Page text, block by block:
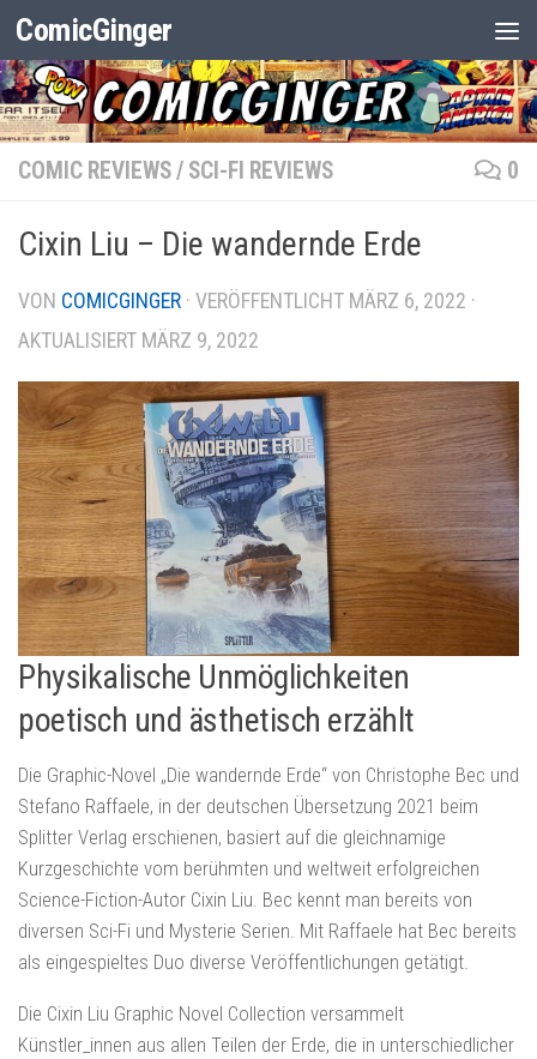
Zum Inhalt springen
ComicGinger
COMIC REVIEWS/ SCI-FI REVIEWS 0
Cixin Liu – Die wandernde Erde
VON COMICGINGER · VERÖFFENTLICHT MÄRZ 6, 2022 ·
AKTUALISIERT MÄRZ 9, 2022
Physikalische Unmöglichkeiten
poetisch und ästhetisch erzählt
Die Graphic-Novel „Die wandernde Erde“ von Christophe Bec und
Stefano Raffaele, in der deutschen Übersetzung 2021 beim
Splitter Verlag erschienen, basiert auf die gleichnamige
Kurzgeschichte vom berühmten und weltweit erfolgreichen
Science-Fiction-Autor Cixin Liu. Bec kennt man bereits von
diversen Sci-Fi und Mysterie Serien. Mit Raffaele hat Bec bereits
als eingespieltes Duo diverse Veröffentlichungen getätigt.
Die Cixin Liu Graphic Novel Collection versammelt
Künstler_innen aus allen Teilen der Erde, die in unterschiedlicher